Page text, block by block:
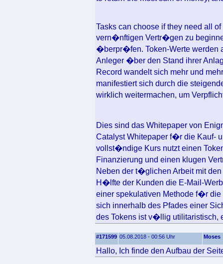
Tasks can choose if they need all
vern�nftigen Vertr�gen zu
�berpr�fen. Token-Werte werden
Anleger �ber den Stand ihrer
Record wandelt sich mehr und
manifestiert sich durch die
wirklich weitermachen, um
Dies sind das Whitepaper von
Catalyst Whitepaper f�r die Kauf-
vollst�ndige Kurs nutzt einen
Finanzierung und einen klugen
Neben der t�glichen Arbeit mit
H�lfte der Kunden die E-Mail-
einer spekulativen Methode f�r
sich innerhalb des Pfades einer
des Tokens ist v�llig utilitaristisch,
#171599 05.08.2018 - 00:56 Uhr Moses
Hallo, Ich finde den Aufbau der